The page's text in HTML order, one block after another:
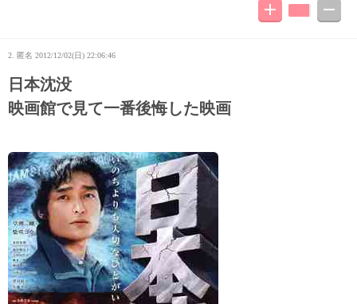
2. 匿名 2012/12/02(日) 22:06:46
日本沈没
映画館で見て一番後悔した映画